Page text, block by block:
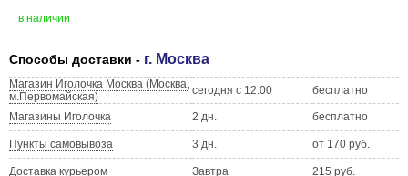
в наличии
Способы доставки - г. Москва
Магазин Иголочка Москва (Москва,
м.Первомайская)
сегодня с 12:00 бесплатно
Магазины Иголочка 2 дн. бесплатно
Пункты самовывоза 3 дн. от 170 руб.
Доставка курьером Завтра 215 руб.